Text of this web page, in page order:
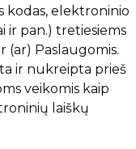
kodas, elektroninio
ir pan.) tretiesiems
(ar) Paslaugomis.
ir nukreipta prieš
veikomis kaip
laiškų